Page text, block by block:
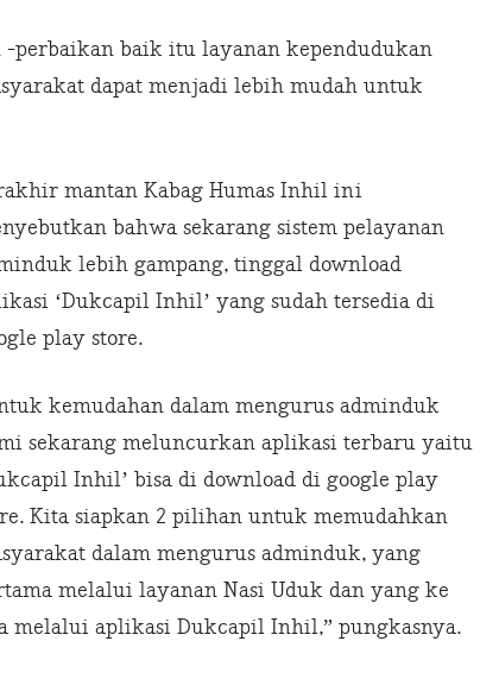
perbaikan baik itu layanan kependudukan
dapat menjadi lebih mudah untuk
mantan Kabag Humas Inhil ini
bahwa sekarang sistem pelayanan
lebih gampang, tinggal download
‘Dukcapil Inhil’ yang sudah tersedia di
play store.
kemudahan dalam mengurus adminduk
sekarang meluncurkan aplikasi terbaru yaitu
Inhil’ bisa di download di google play
Kita siapkan 2 pilihan untuk memudahkan
dalam mengurus adminduk, yang
melalui layanan Nasi Uduk dan yang ke
melalui aplikasi Dukcapil Inhil,” pungkasnya.